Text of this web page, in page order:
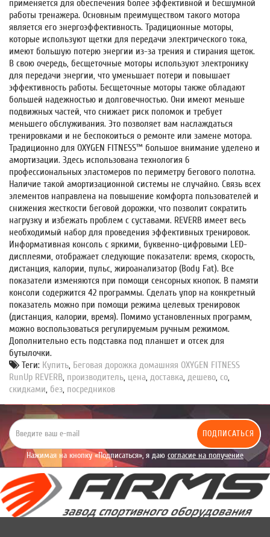
применяется для обеспечения более эффективной и бесшумной
работы тренажера. Основным преимуществом такого мотора
является его энергоэффективность. Традиционные моторы,
которые используют щетки для передачи электрического тока,
имеют большую потерю энергии из-за трения и стирания щеток.
В свою очередь, бесщеточные моторы используют электронику
для передачи энергии, что уменьшает потери и повышает
эффективность работы. Бесщеточные моторы также обладают
большей надежностью и долговечностью. Они имеют меньше
подвижных частей, что снижает риск поломок и требует
меньшего обслуживания. Это позволяет вам наслаждаться
тренировками и не беспокоиться о ремонте или замене мотора.
Традиционно для OXYGEN FITNESS™ большое внимание уделено и
амортизации. Здесь использована технология 6
профессиональных эластомеров по периметру бегового полотна.
Наличие такой амортизационной системы не случайно. Связь всех
элементов направлена на повышение комфорта пользователей и
снижения жесткости беговой дорожки, что позволит сократить
нагрузку и избежать проблем с суставами. REVERB имеет весь
необходимый набор для проведения эффективных тренировок.
Информативная консоль с яркими, буквенно-цифровыми LED-
дисплеями, отображает следующие показатели: время, скорость,
дистанция, калории, пульс, жироанализатор (Body Fat). Все
показатели изменяются при помощи сенсорных кнопок. В памяти
консоли содержится 42 программы. Сделать упор на конкретный
показатель можно при помощи режима целевых тренировок
(дистанция, калории, время). Помимо установленных программ,
можно воспользоваться регулируемым ручным режимом.
Дополнительно есть подставка под планшет и отсек для
бутылочки.
Теги: Купить, Беговая дорожка домашняя OXYGEN FITNESS
RunUp REVERB, производитель, цена, доставка, дешево, со,
скидками, без, посредников
ПОДПИСАТЬСЯ
Нажимая на кнопку «Подписаться», я даю согласие на получение
уведомлений рекламного характера.